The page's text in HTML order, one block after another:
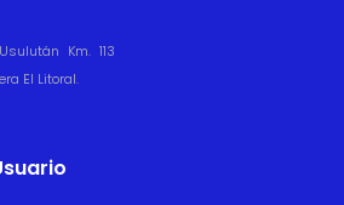
Km. 113
El Litoral.